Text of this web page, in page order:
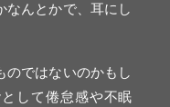
なんとかで、耳にし
のではないのかもし
して倦怠感や不眠